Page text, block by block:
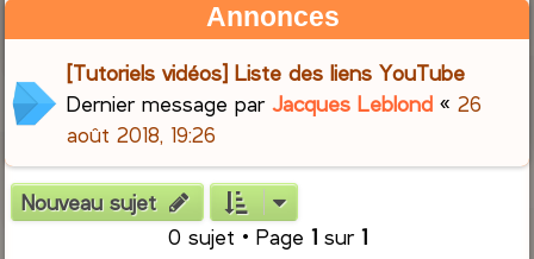
Annonces
[Tutoriels vidéos] Liste des liens YouTube
Dernier message parJacques Leblond «26
août 2018, 19:26
Nouveau sujet
0 sujet • Page 1sur 1